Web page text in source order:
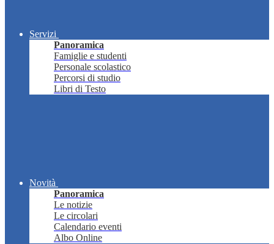
Servizi
Panoramica
Famiglie e studenti
Personale scolastico
Percorsi di studio
Libri di Testo
Novità
Panoramica
Le notizie
Le circolari
Calendario eventi
Albo Online